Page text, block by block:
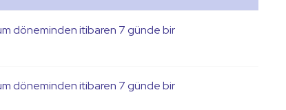
döneminden itibaren 7 günde bir
döneminden itibaren 7 günde bir